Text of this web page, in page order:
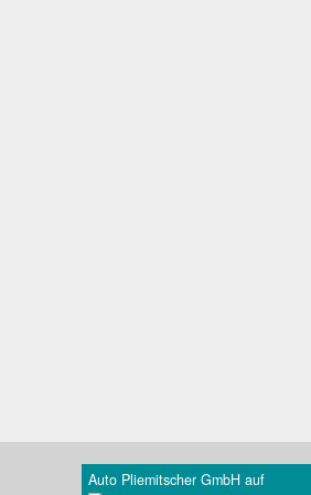
Auto Pliemitscher GmbH auf